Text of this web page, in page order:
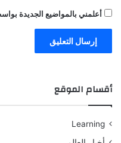
أعلمني بالمواضيع الجديدة
أقسام الموقع
Learning